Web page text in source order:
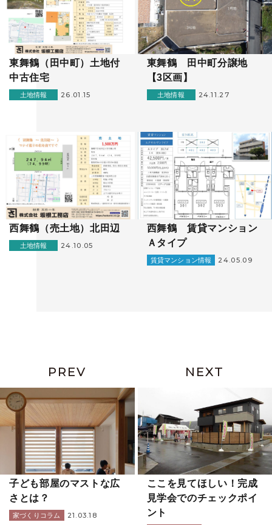
東舞鶴（田中町）土地付
中古住宅
土地情報 26.01.15
東舞鶴 田中町分譲地
【3区画】
土地情報 24.11.27
西舞鶴（売土地）北田辺
土地情報 24.10.05
西舞鶴 賃貸マンション
Ａタイプ
賃貸マンション情報 24.05.09
PREV
子ども部屋のマストな広
さとは？
家づくりコラム 21.03.18
NEXT
ここを見てほしい！完成
見学会でのチェックポイ
ント